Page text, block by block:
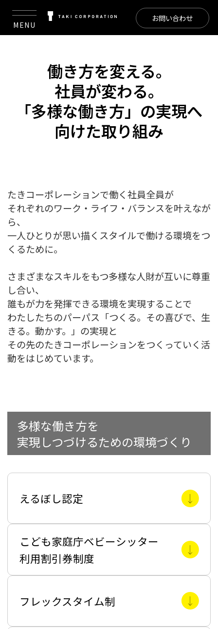
MENU
お問い合わせ
働き方を変える。
社員が変わる。
「多様な働き方」の実現へ
向けた取り組み
たきコーポレーションで働く社員全員が
それぞれのワーク・ライフ・バランスを叶えなが
ら、
一人ひとりが思い描くスタイルで働ける環境をつ
くるために。
さまざまなスキルをもつ多様な人財が互いに尊重
し合い、
誰もが力を発揮できる環境を実現することで
わたしたちのパーパス「つくる。その喜びで、生
きる。動かす。」の実現と
その先のたきコーポレーションをつくっていく活
動をはじめています。
多様な働き方を
実現しつづけるための環境づくり
えるぼし認定
こども家庭庁ベビーシッター
利用割引券制度
フレックスタイム制